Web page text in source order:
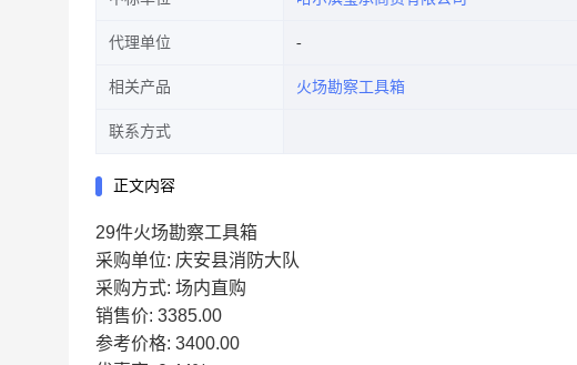
代理单位
相关产品 火场勘察工具箱
联系方式
正文内容
29件火场勘察工具箱
采购单位: 庆安县消防大队
采购方式: 场内直购
销售价: 3385.00
参考价格: 3400.00